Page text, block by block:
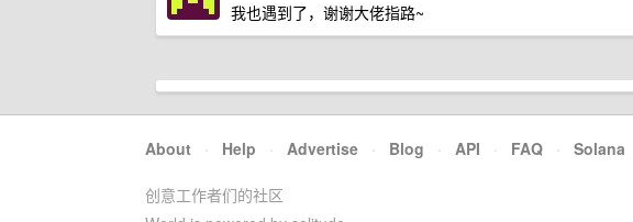
我也遇到了，谢谢大佬指路~
About · Help · Advertise · Blog · API · FAQ · Solana
创意工作者们的社区